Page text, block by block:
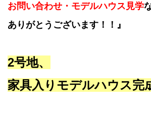
お問い合わせ・モデルハウス見学
ありがとうございます！！』
2号地、
家具入りモデルハウス完